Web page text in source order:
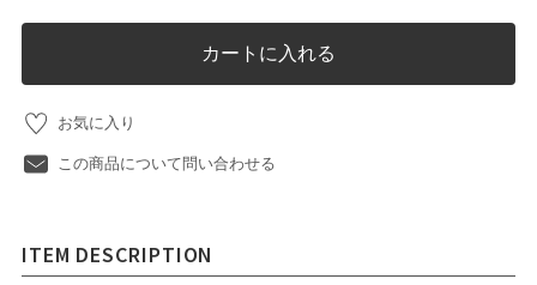
カートに入れる
お気に入り
この商品について問い合わせる
ITEM DESCRIPTION